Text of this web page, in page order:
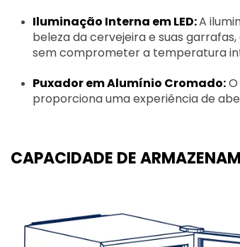
Iluminação Interna em LED:A
beleza da cervejeira e suas
sem comprometer a temperatura
Puxador em Alumínio Cromado:
proporciona uma experiência de
CAPACIDADE DE